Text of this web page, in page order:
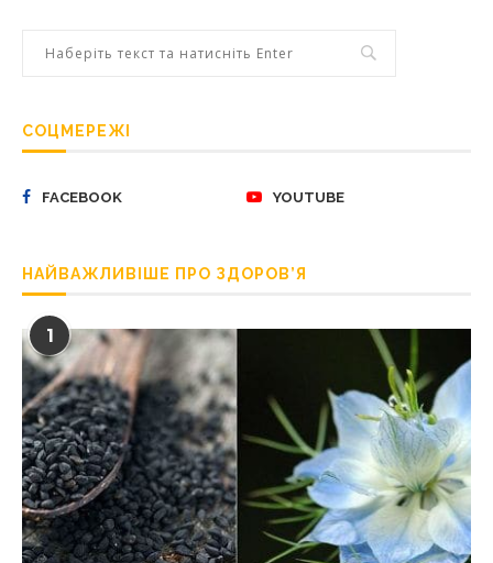
СОЦМЕРЕЖІ
FACEBOOK YOUTUBE
НАЙВАЖЛИВІШЕ ПРО ЗДОРОВ’Я
1